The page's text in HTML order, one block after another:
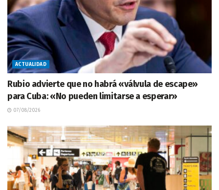
ACTUALIDAD
Rubio advierte que no habrá «válvula de escape»
para Cuba: «No pueden limitarse a esperar»
07/08/2026